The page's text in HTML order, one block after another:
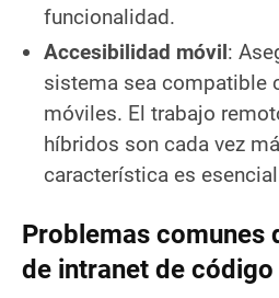
funcionalidad.
Accesibilidad móvil:
sistema sea compatible
móviles. El trabajo
híbridos son cada vez
característica es
Problemas comunes
de intranet de